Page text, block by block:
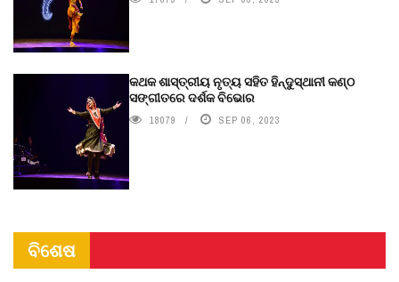
କଥକ ଶାସ୍ତ୍ରୀୟ ନୃତ୍ୟ ସହିତ ହିନ୍ଦୁସ୍ଥାନୀ କଣ୍ଠ
ସଙ୍ଗୀତରେ ଦର୍ଶକ ବିଭୋର
18079 SEP 06, 2023
ବିଶେଷ